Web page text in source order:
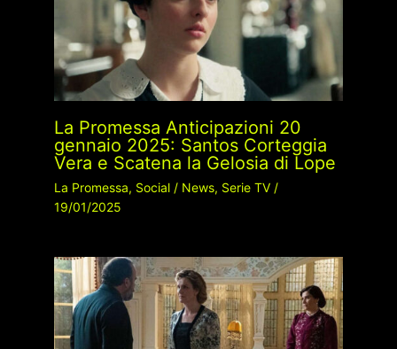
La Promessa Anticipazioni 20
gennaio 2025: Santos Corteggia
Vera e Scatena la Gelosia di Lope
La Promessa, Social/ News, Serie TV/
19/01/2025